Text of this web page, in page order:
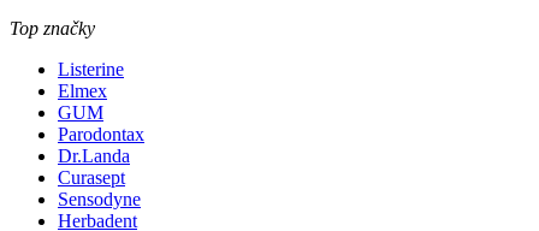
Top značky
Listerine
Elmex
GUM
Parodontax
Dr.Landa
Curasept
Sensodyne
Herbadent